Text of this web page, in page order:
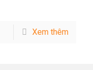
Xem thêm